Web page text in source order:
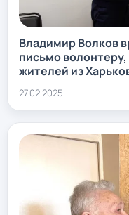
Владимир Волков
письмо
жителей из
27.02.2025